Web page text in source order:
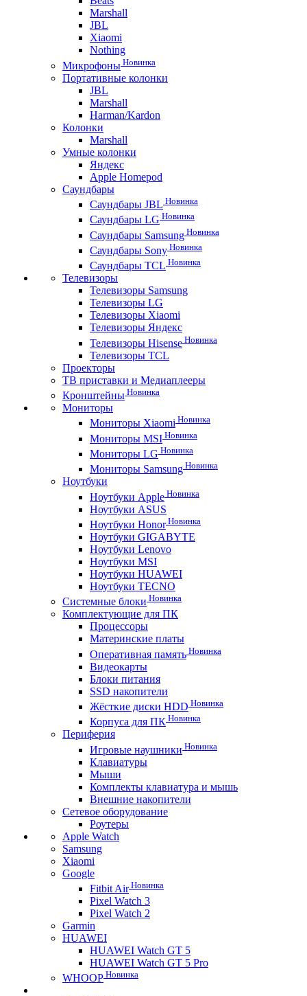
Marshall
JBL
Xiaomi
Nothing
Микрофоны Новинка
Портативные колонки
JBL
Marshall
Harman/Kardon
Колонки
Marshall
Умные колонки
Яндекс
Apple Homepod
Саундбары
Саундбары JBL Новинка
Саундбары LG Новинка
Саундбары Samsung Новинка
Саундбары Sony Новинка
Саундбары TCL Новинка
Телевизоры
Телевизоры Samsung
Телевизоры LG
Телевизоры Xiaomi
Телевизоры Яндекс
Телевизоры Hisense Новинка
Телевизоры TCL
Проекторы
ТВ приставки и Медиаплееры
Кронштейны Новинка
Мониторы
Мониторы Xiaomi Новинка
Мониторы MSI Новинка
Мониторы LG Новинка
Мониторы Samsung Новинка
Ноутбуки
Ноутбуки Apple Новинка
Ноутбуки ASUS
Ноутбуки HonorНовинка
Ноутбуки GIGABYTE
Ноутбуки Lenovo
Ноутбуки MSI
Ноутбуки HUAWEI
Ноутбуки TECNO
Системные блоки Новинка
Комплектующие для ПК
Процессоры
Материнские платы
Оперативная память Новинка
Видеокарты
Блоки питания
SSD накопители
Жёсткие диски HDD Новинка
Корпуса для ПК Новинка
Периферия
Игровые наушники Новинка
Клавиатуры
Мыши
Комплекты клавиатура и мышь
Внешние накопители
Сетевое оборудование
Роутеры
Apple Watch
Samsung
Xiaomi
Google
Fitbit AirНовинка
Pixel Watch 3
Pixel Watch 2
Garmin
HUAWEI
HUAWEI Watch GT 5
HUAWEI Watch GT 5 Pro
WHOOP Новинка